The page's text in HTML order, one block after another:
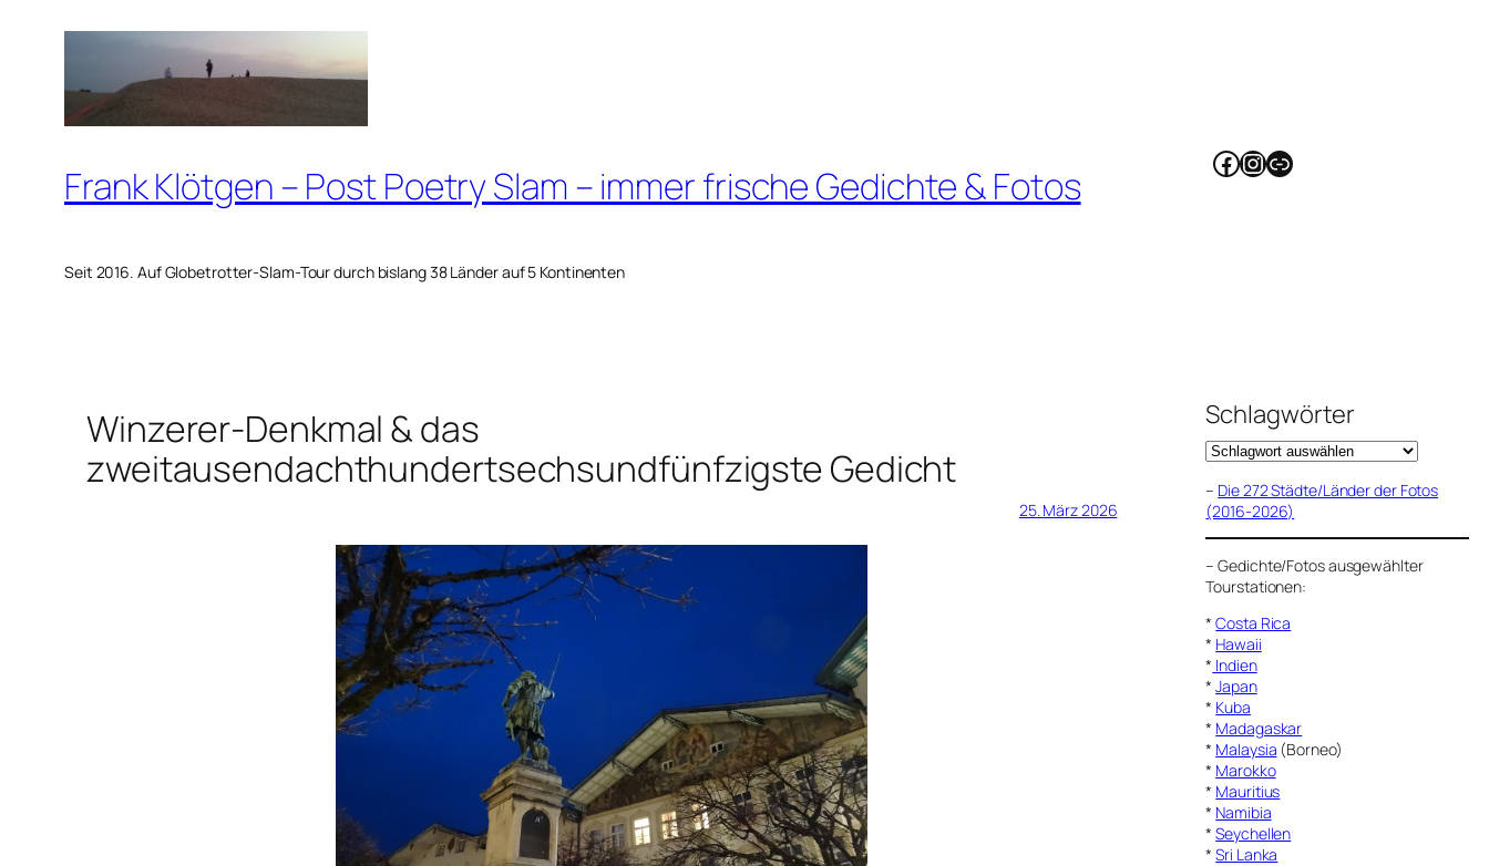
springen
Frank Klötgen – Post Poetry Slam – immer frische Gedichte & Fotos
Seit 2016. Auf Globetrotter-Slam-Tour durch bislang 38 Länder auf 5 Kontinenten
Facebook
Instagram
Link
Winzerer-Denkmal & das
zweitausendachthundertsechsundfünfzigste Gedicht
25. März 2026
Schlagwörter
– Die 272 Städte/Länder der Fotos
(2016-2026)
–Gedichte/Fotos ausgewählter
Tourstationen:
*Costa Rica
* Hawaii
* Indien
*Japan
* Kuba
* Madagaskar
* Malaysia (Borneo)
* Marokko
* Mauritius
* Namibia
*Seychellen
*Sri Lanka